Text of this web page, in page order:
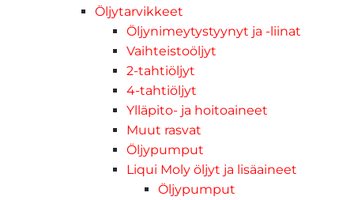
Öljytarvikkeet
Öljynimeytystyynyt ja -liinat
Vaihteistoöljyt
2-tahtiöljyt
4-tahtiöljyt
Ylläpito- ja hoitoaineet
Muut rasvat
Öljypumput
Liqui Moly öljyt ja lisäaineet
Öljypumput